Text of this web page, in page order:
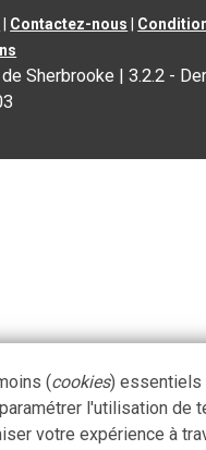
Contactez-nous
Sherbrooke |3.2.2 -
(cookies) essentiels
l'utilisation de
votre expérience à